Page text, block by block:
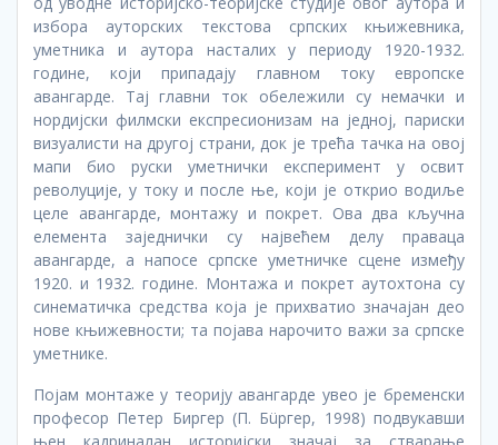
избора ауторских текстова српских књижевника,
уметника и аутора насталих у периоду 1920-1932.
године, који припадају главном току европске
авангарде. Тај главни ток обележили су немачки и
нордијски филмски експресионизам на једној, париски
визуалисти на другој страни, док је трећа тачка на овој
мапи био руски уметнички експеримент у освит
револуције, у току и после ње, који је открио водиље
целе авангарде, монтажу и покрет. Ова два кључна
елемента заједнички су највећем делу праваца
авангарде, а напосе српске уметничке сцене између
1920. и 1932. године. Монтажа и покрет аутохтона су
синематичка средства која је прихватио значајан део
нове књижевности; та појава нарочито важи за српске
уметнике.
Појам монтаже у теорију авангарде увео је бременски
професор Петер Биргер (П. Бüргер, 1998) подвукавши